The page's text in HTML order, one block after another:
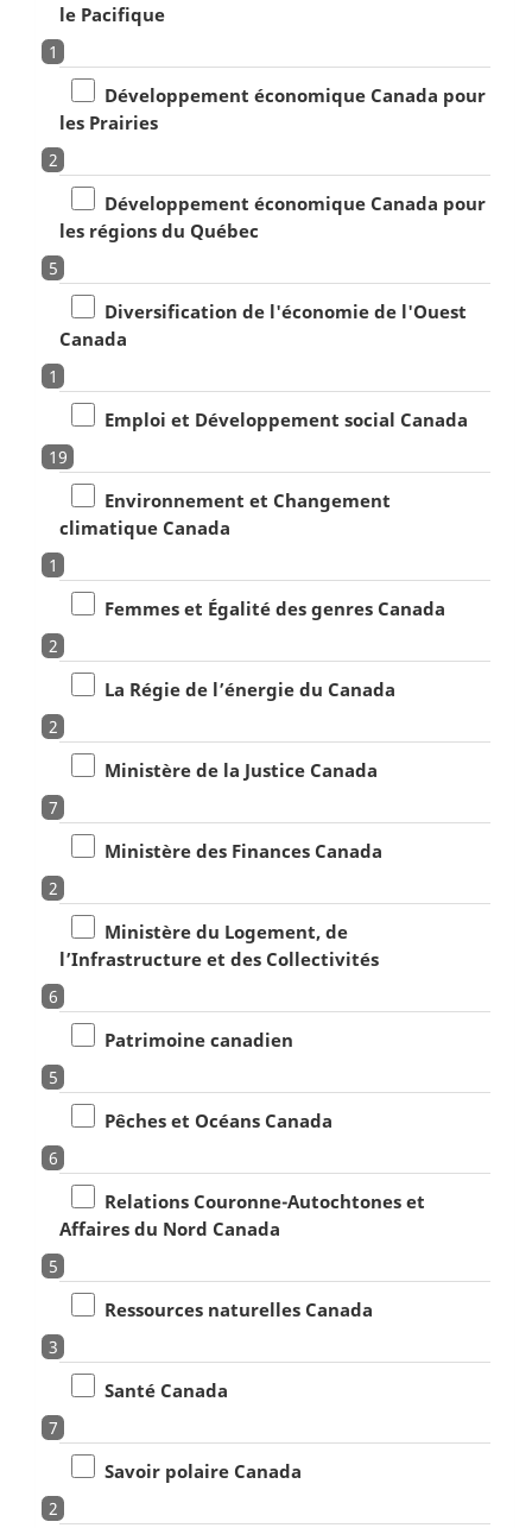
le Pacifique
1
Développement économique Canada pour
les Prairies
2
Développement économique Canada pour
les régions du Québec
5
Diversification de l'économie de l'Ouest
Canada
1
Emploi et Développement social Canada
19
Environnement et Changement
climatique Canada
1
Femmes et Égalité des genres Canada
2
La Régie de l’énergie du Canada
2
Ministère de la Justice Canada
7
Ministère des Finances Canada
2
Ministère du Logement, de
l’Infrastructure et des Collectivités
6
Patrimoine canadien
5
Pêches et Océans Canada
6
Relations Couronne-Autochtones et
Affaires du Nord Canada
5
Ressources naturelles Canada
3
Santé Canada
7
Savoir polaire Canada
2